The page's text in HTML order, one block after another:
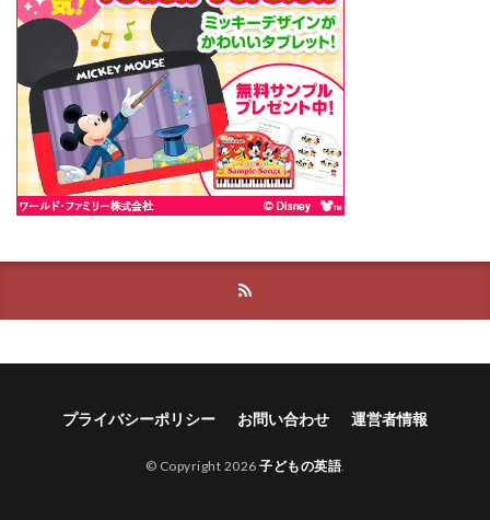
プライバシーポリシー お問い合わせ 運営者情報
© Copyright 2026 子どもの英語